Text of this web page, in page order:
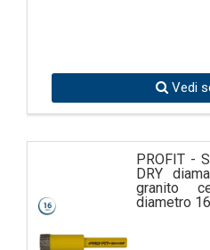
Vedi
PROFIT -
DRY
granito
diametro 16